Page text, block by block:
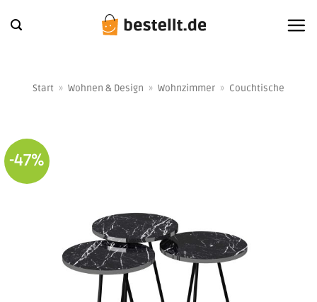
Inhalt
Start » Wohnen & Design » Wohnzimmer » Couchtische
-47%